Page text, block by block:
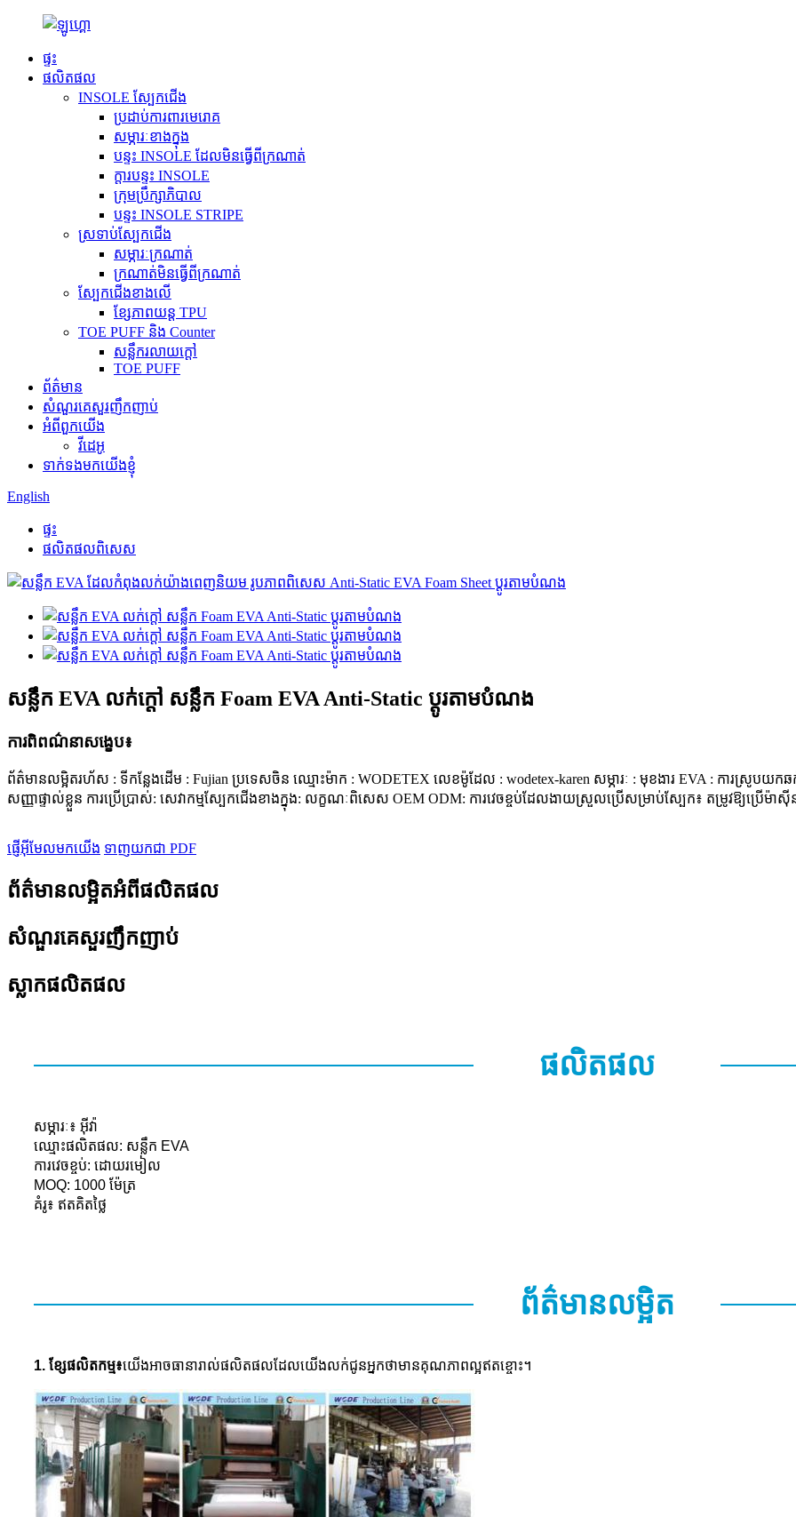
ផ្ទះ
ផលិតផល
INSOLE ស្បែកជើង
ប្រដាប់ការពារមេរោគ
សម្ភារៈខាងក្នុង
បន្ទះ INSOLE ដែលមិនធ្វើពីក្រណាត់
ក្តារបន្ទះ INSOLE
ក្រុមប្រឹក្សាភិបាល
បន្ទះ INSOLE STRIPE
ស្រទាប់ស្បែកជើង
សម្ភារៈក្រណាត់
ក្រណាត់មិនធ្វើពីក្រណាត់
ស្បែកជើងខាងលើ
ខ្សែភាពយន្ត TPU
TOE PUFF និង Counter
សន្លឹករលាយក្តៅ
TOE PUFF
ព័ត៌មាន
សំណួរគេសួរញឹកញាប់
អំពីពួកយើង
វីដេអូ
ទាក់ទងមកយើងខ្ញុំ
English
ផ្ទះ
ផលិតផលពិសេស
សន្លឹក EVA លក់ក្តៅ សន្លឹក Foam EVA Anti-Static ប្ដូរតាមបំណង
ការពិពណ៌នាសង្ខេប៖
ព័ត៌មានលម្អិតរហ័ស : ទីកន្លែងដើម : Fujian ប្រទេសចិន ឈ្មោះម៉ាក : WODETEX លេខម៉ូដែល : wodetex-karen សម្ភារៈ : មុខងារ EVA : ការស្រូបយ
សញ្ញាផ្ទាល់ខ្លួន ការប្រើប្រាស់: សេវាកម្មស្បែកជើងខាងក្នុង: លក្ខណៈពិសេស OEM ODM: ការវេចខ្ចប់ដែលងាយស្រួលប្រើសម្រាប់ស្បែក៖ តម្រូវឱ្យប្រើម៉ា
ផ្ញើអ៊ីមែលមកយើង ទាញយកជា PDF
ព័ត៌មានលម្អិតអំពីផលិតផល
សំណួរគេសួរញឹកញាប់
ស្លាកផលិតផល
ផលិតផល
សម្ភារៈ៖ អ៊ីវ៉ា
ឈ្មោះផលិតផល: សន្លឹក EVA
ការវេចខ្ចប់: ដោយរមៀល
MOQ: 1000 ម៉ែត្រ
គំរូ៖ ឥតគិតថ្លៃ
ព័ត៌មានលម្អិត
1. ខ្សែផលិតកម្ម៖យើងអាចធានារាល់ផលិតផលដែលយើងលក់ជូនអ្នកថាមានគុណភាពល្អឥតខ្ចោះ។